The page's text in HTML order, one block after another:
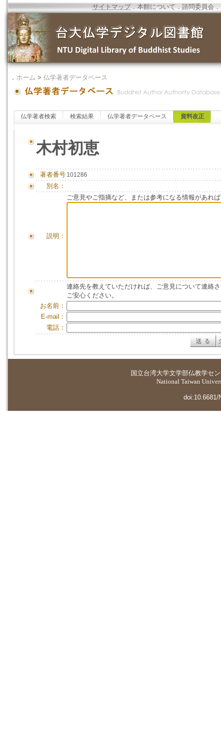
サイトマップ．本館について ．諮問委員会 ．
． ホーム > 仏学著者データベース
仏学著者検索 検索結果 仏学著者データベース 資料改正
木村初恵
著者番号 101286
別名：
説明：
ご意見やご指摘など、または参考になる情報があれ
連絡先を教えていただければ、ご意見について連絡
ご安心ください。
お名前：
E-mail：
電話：
国立台湾大学文学部仏教学セ
National Taiwan
doi:10.6681/